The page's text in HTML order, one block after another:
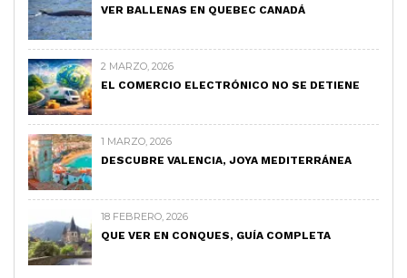
VER BALLENAS EN QUEBEC CANADÁ
2 MARZO, 2026
EL COMERCIO ELECTRÓNICO NO SE DETIENE
1 MARZO, 2026
DESCUBRE VALENCIA, JOYA MEDITERRÁNEA
18 FEBRERO, 2026
QUE VER EN CONQUES, GUÍA COMPLETA